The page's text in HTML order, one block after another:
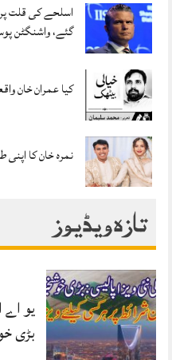
اسلحے کی قلت
گئے، واشنگٹن
کیا عمران خان
نمرہ خان کا اپنی
تازہ ویڈیوز
بڑی